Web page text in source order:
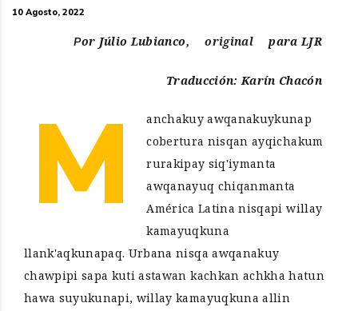
10 Agosto, 2022
Por Júlio Lubianco, original para LJR
Traducción: Karín Chacón
M
anchakuy awqanakuykunap
cobertura nisqan ayqichakum
rurakipay siq'iymanta
awqanayuq chiqanmanta
América Latina nisqapi willay
kamayuqkuna
llank'aqkunapaq. Urbana nisqa awqanakuy
chawpipi sapa kuti astawan kachkan achkha hatun
hawa suyukunapi, willay kamayuqkuna allin